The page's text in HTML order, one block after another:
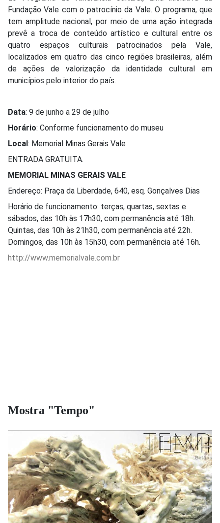
Fundação Vale com o patrocínio da Vale. O programa, que
tem amplitude nacional, por meio de uma ação integrada
prevê a troca de conteúdo artístico e cultural entre os
quatro espaços culturais patrocinados pela Vale,
localizados em quatro das cinco regiões brasileiras, além
de ações de valorização da identidade cultural em
municípios pelo interior do país.
Data: 9 de junho a 29 de julho
Horário: Conforme funcionamento do museu
Local: Memorial Minas Gerais Vale
ENTRADA GRATUITA.
MEMORIAL MINAS GERAIS VALE
Endereço: Praça da Liberdade, 640, esq. Gonçalves Dias
Horário de funcionamento: terças, quartas, sextas e
sábados, das 10h às 17h30, com permanência até 18h.
Quintas, das 10h às 21h30, com permanência até 22h.
Domingos, das 10h às 15h30, com permanência até 16h.
http://www.memorialvale.com.br
Mostra "Tempo"